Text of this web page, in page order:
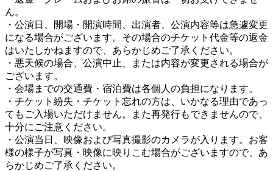
ん。
・公演日、開場・開演時間、出演者、公演内容等は急遽変更
になる場合がございます。その場合のチケット代金等の返金
はいたしかねますので、あらかじめご了承ください。
・悪天候の場合、公演中止、または内容が変更される場合が
ございます。
・会場までの交通費・宿泊費は各個人の負担になります。
・チケット紛失・チケット忘れの方は、いかなる理由であっ
てもご入場いただけません。また再発行もできませんので、
十分にご注意ください。
・公演当日、映像および写真撮影のカメラが入ります。お客
様の様子が写真・映像に映りこむ場合がございますので、あ
らかじめご了承ください。